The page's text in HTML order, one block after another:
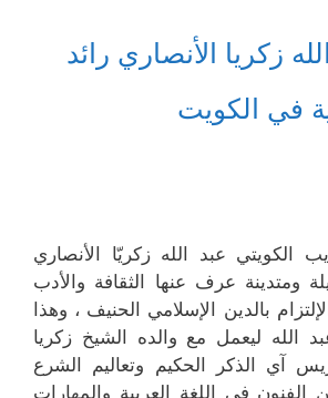
زكريا الأنصاري رائد
في الكويت
الكويتي عبد الله زكريّا الأنصاري
ومتدينة عرف عنها الثقافة والأدب
بالدين الإسلامي الحنيف ، وهذا
الله ليعمل مع والده الشيخ زكريا
آي الذكر الحكيم وتعاليم الشرع
الفنون في اللغة العربية والمهارات